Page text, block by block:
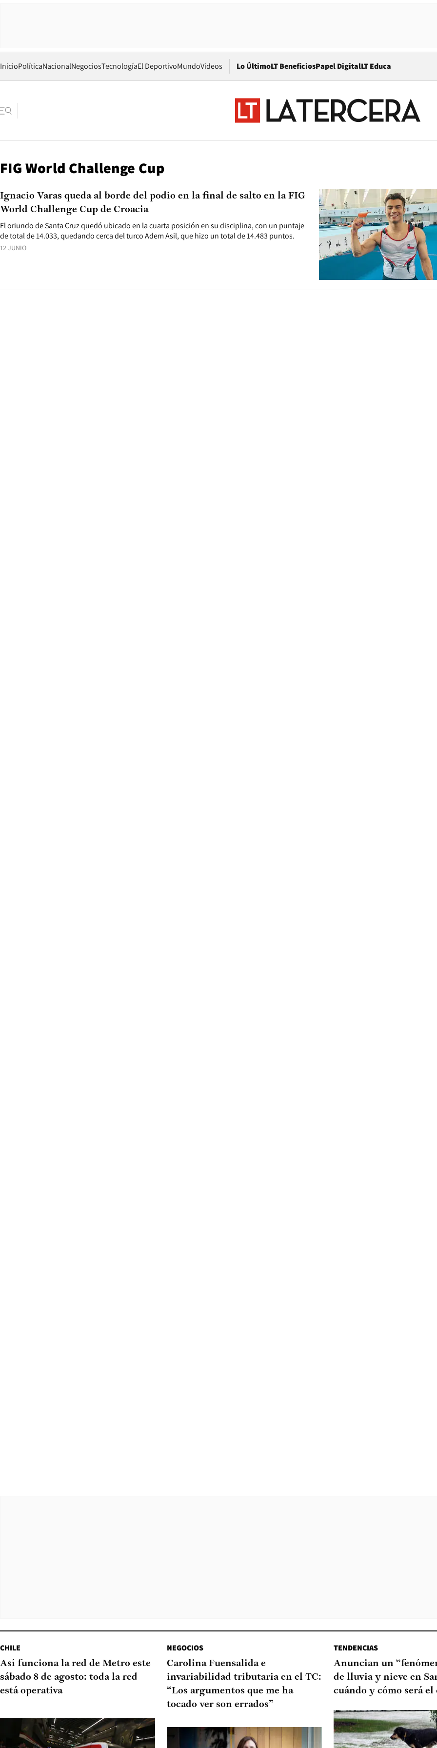
InicioPolíticaNacionalNegociosTecnologíaEl DeportivoMundoVideos Lo ÚltimoLT BeneficiosPapel DigitalOpens in new window
LT Educa
FIG World Challenge Cup
12 JUNIO
El oriundo de Santa Cruz quedó ubicado en la cuarta posición en su disciplina, con un puntaje
de total de 14.033, quedando cerca del turco Adem Asil, que hizo un total de 14.483 puntos.
Ignacio Varas queda al borde del podio en la final de salto en la FIG
World Challenge Cup de Croacia
CHILE
Así funciona la red de Metro este
sábado 8 de agosto: toda la red
está operativa
NEGOCIOS
Carolina Fuensalida e
invariabilidad tributaria en el TC:
“Los argumentos que me ha
tocado ver son errados”
TENDENCIAS
Anuncian un
de lluvia y nieve en
cuándo y cómo será el